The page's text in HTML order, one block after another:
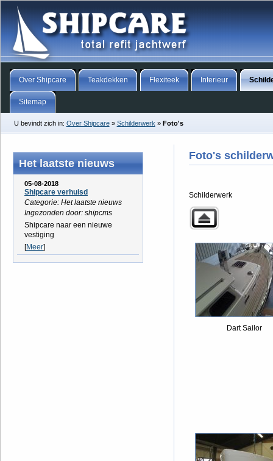
Over Shipcare Teakdekken Flexiteek Interieur
Sitemap
U bevindt zich in: Over Shipcare» Schilderwerk » Foto's
Het laatste nieuws
05-08-2018
Shipcare verhuisd
Categorie: Het laatste nieuws
Ingezonden door: shipcms
Shipcare naar een nieuwe
vestiging
[Meer]
Foto's
Schilderwerk
Dart Sailor